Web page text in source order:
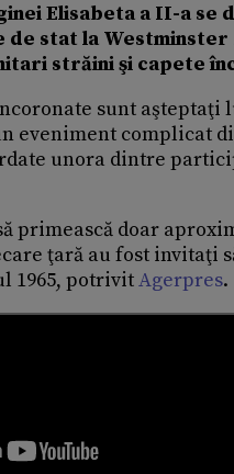
Elisabeta a II-a se
de stat la
străini şi capete
sunt
eveniment complicat
unora dintre
primească doar
ţară au fost invitaţi
1965, potrivitAgerpres.